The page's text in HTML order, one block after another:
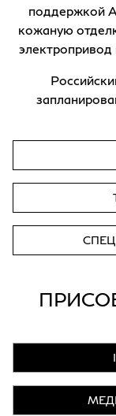
поддержкой
кожаную